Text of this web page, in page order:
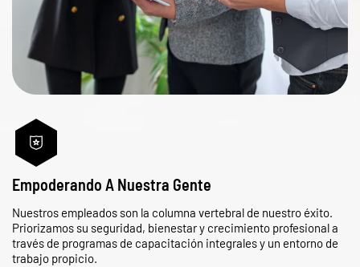
Empoderando A Nuestra Gente
Nuestros empleados son la columna vertebral de nuestro éxito.
Priorizamos su seguridad, bienestar y crecimiento profesional a
través de programas de capacitación integrales y un entorno de
trabajo propicio.